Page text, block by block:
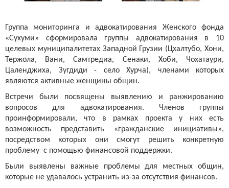
Группа мониторинга и адвокатирования Женского фонда
«Сухуми» сформировала группы адвокатирования в 10
целевых муниципалитетах Западной Грузии (Цхалтубо, Хони,
Тержола, Вани, Самтредиа, Сенаки, Хоби, Чохатаури,
Цаленджиха, Зугдиди - село Хурча), членами которых
являются активные женщины общин.
Встречи были посвящены выявлению и ранжированию
вопросов для адвокатирования. Членов группы
проинформировали, что в рамках проекта у них есть
возможность представить «гражданские инициативы»,
посредством которых они смогут решить конкретную
проблему с помощью финансовой поддержки.
Были выявлены важные проблемы для местных общин,
которые не удавалось устранить из-за отсутствия финансов.